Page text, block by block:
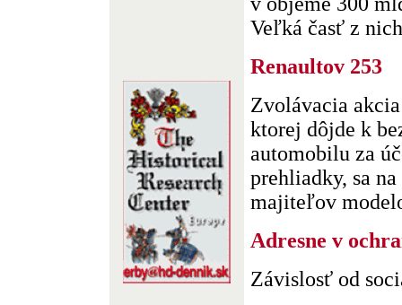
Veľká časť z
Renaultov 253
Zvolávacia
ktorej dôjde k
automobilu za
prehliadky, sa
majiteľov
Adresne v
Závislosť od